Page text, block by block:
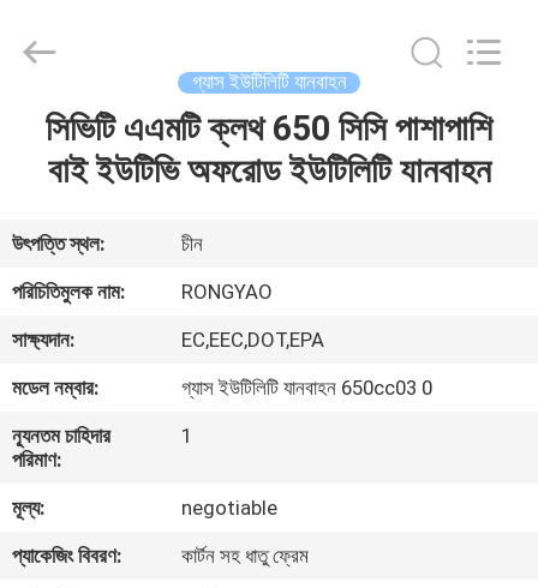
বাড়ি
আমাদের
সম্পর্কে
কারখানা
ভ্রমণ
মান
নিয়ন্ত্রণ
Vehicle
Co.,Ltd.
গ্যাস ইউটিলিটি যানবাহন
সিভিটি এএমটি ক্লথ 650 সিসি পাশাপাশি
বাই ইউটিভি অফরোড ইউটিলিটি যানবাহন
উৎপত্তি স্থল:
চীন
পরিচিতিমুলক নাম:
RONGYAO
সাক্ষ্যদান:
EC,EEC,DOT,EPA
মডেল নম্বার:
গ্যাস ইউটিলিটি যানবাহন 650cc03 0
ন্যূনতম চাহিদার
পরিমাণ:
1
মূল্য:
negotiable
প্যাকেজিং বিবরণ:
কার্টন সহ ধাতু ফ্রেম